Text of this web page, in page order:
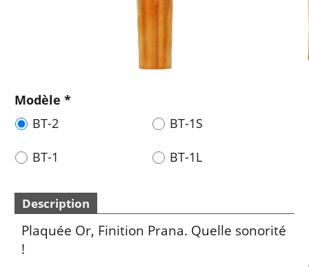
Modèle *
BT-2
BT-1S
BT-1 BT-1L
Description
Plaquée Or, Finition Prana. Quelle sonorité
!